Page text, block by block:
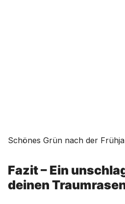
Schönes Grün nach der
Fazit – Ein
deinen